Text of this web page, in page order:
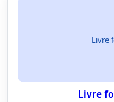
Livre
Livre